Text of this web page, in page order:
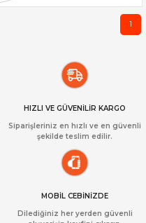
1
HIZLI VE GÜVENİLİR KARGO
Siparişleriniz en hızlı ve en güvenli
şekilde teslim edilir.
MOBİL CEBİNİZDE
Dilediğiniz her yerden güvenli